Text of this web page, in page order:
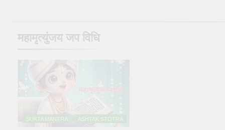
महामृत्युंजय जप विधि
SUKTA MANTRA ASHTAK STOTRA